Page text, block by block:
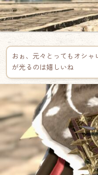
おぉ、元々とってもオシ
が光るのは嬉しいね